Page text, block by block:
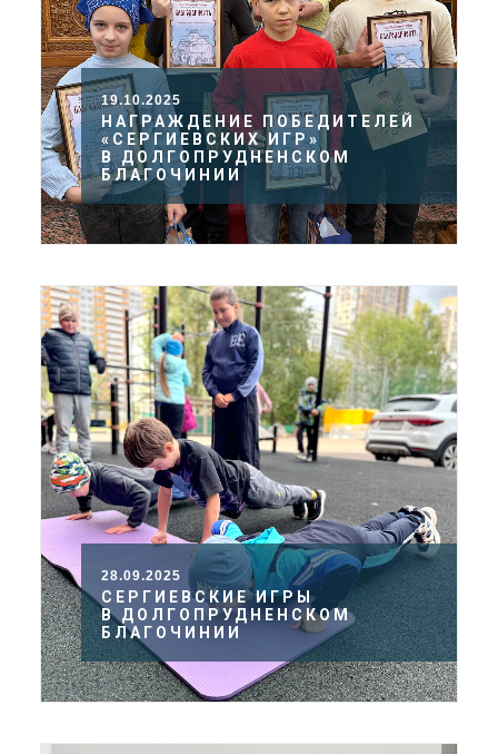
19.10.2025
НАГРАЖДЕНИЕ ПОБЕДИТЕЛЕЙ
«СЕРГИЕВСКИХ ИГР»
В ДОЛГОПРУДНЕНСКОМ
БЛАГОЧИНИИ
28.09.2025
СЕРГИЕВСКИЕ ИГРЫ
В ДОЛГОПРУДНЕНСКОМ
БЛАГОЧИНИИ